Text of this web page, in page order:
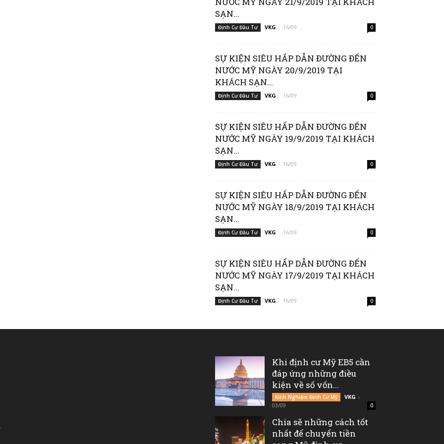
SẠN...
Định Cư Đầu Tư VKG - 16/09 0
SỰ KIỆN SIÊU HẤP DẪN ĐƯỜNG ĐẾN
NƯỚC MỸ NGÀY 20/9/2019 TẠI
KHÁCH SẠN...
Định Cư Đầu Tư VKG - 16/09 0
SỰ KIỆN SIÊU HẤP DẪN ĐƯỜNG ĐẾN
NƯỚC MỸ NGÀY 19/9/2019 TẠI KHÁCH
SẠN...
Định Cư Đầu Tư VKG - 16/09 0
SỰ KIỆN SIÊU HẤP DẪN ĐƯỜNG ĐẾN
NƯỚC MỸ NGÀY 18/9/2019 TẠI KHÁCH
SẠN...
Định Cư Đầu Tư VKG - 16/09 0
SỰ KIỆN SIÊU HẤP DẪN ĐƯỜNG ĐẾN
NƯỚC MỸ NGÀY 17/9/2019 TẠI KHÁCH
SẠN...
Định Cư Đầu Tư VKG - 16/09 0
Khi định cư Mỹ EB5 cần
đáp ứng những điều
kiện về số vốn...
Kinh Nghiệm Định Cư Mỹ VKG -
03/09
0
Chia sẽ những cách tốt
nhất để chuyển tiền